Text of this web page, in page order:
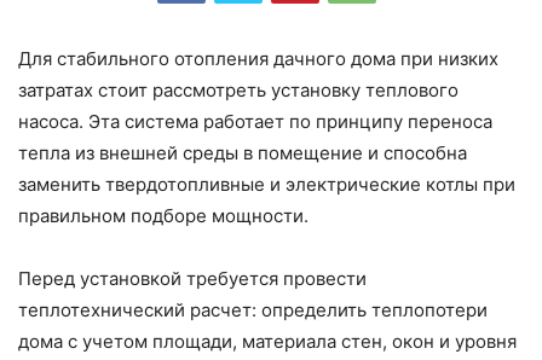
Для стабильного отопления дачного дома при низких
затратах стоит рассмотреть установку теплового
насоса. Эта система работает по принципу переноса
тепла из внешней среды в помещение и способна
заменить твердотопливные и электрические котлы при
правильном подборе мощности.
Перед установкой требуется провести
теплотехнический расчет: определить теплопотери
дома с учетом площади, материала стен, окон и уровня